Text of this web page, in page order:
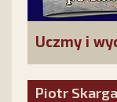
Uczmy i
Piotr